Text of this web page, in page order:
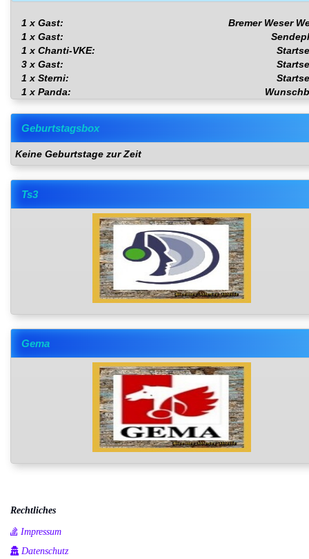
1 x Gast:
Bremer Weser
1 x Gast:
1 x Chanti-VKE:
3 x Gast:
1 x Sterni:
1 x Panda:
Geburtstagsbox
Keine Geburtstage zur Zeit
Ts3
Gema
Rechtliches
Impressum
Datenschutz